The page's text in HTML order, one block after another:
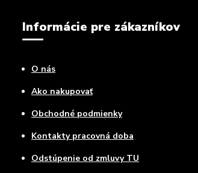
Informácie pre zákazníkov
O nás
Ako nakupovať
Obchodné podmienky
Kontakty pracovná doba
Odstúpenie od zmluvy TU